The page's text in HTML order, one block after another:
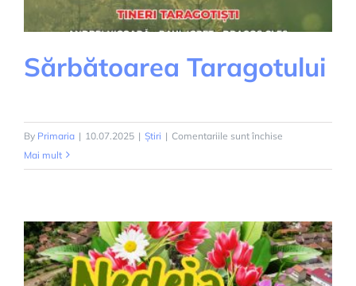
Sărbătoarea Taragotului
By Primaria | 10.07.2025 | Știri | Comentariile sunt închise
Taragotului
Mai mult